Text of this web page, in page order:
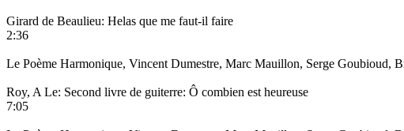
Girard de Beaulieu: Helas que me faut-il faire
2:36
Le Poème Harmonique, Vincent Dumestre, Marc Mauillon, Serge Goubioud,
Roy, A Le: Second livre de guiterre: Ô combien est heureuse
7:05